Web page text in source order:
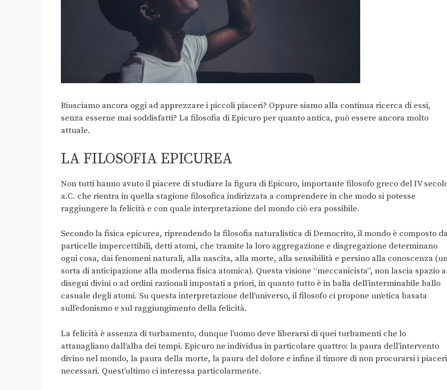
Riusciamo ancora oggi ad apprezzare i piccoli piaceri? Oppure siamo alla continua ricerca di essi,
senza esserne mai soddisfatti? La filosofia di Epicuro per quanto antica, può essere ancora molto
attuale.
LA FILOSOFIA EPICUREA
Non tutti hanno avuto il piacere di studiare la figura di Epicuro, importante filosofo greco del IV
a.C. che rientra in quella stagione filosofica indirizzata a comprendere in che modo si potesse
raggiungere la felicità e con quale interpretazione del mondo ciò era possibile.
Secondo la fisica epicurea, riprendendo la filosofia naturalistica di Democrito, il mondo è composto
particelle impercettibili, detti atomi, che tramite la loro aggregazione e disgregazione determinano
ogni cosa, dai fenomeni naturali, alla nascita, alla morte, alla sensibilità e persino alla conoscenza
sorta di anticipazione alla moderna fisica atomica). Questa visione “meccanicista”, non lascia spazio a
disegni divini o ad ordini razionali impostati a priori, in quanto tutto è in balia dell’interminabile ballo
casuale degli atomi. Su questa interpretazione dell’universo, il filosofo ci propone un’etica basata
sull’edonismo e sul raggiungimento della felicità.
La felicità è assenza di turbamento, dunque l’uomo deve liberarsi di quei turbamenti che lo
attanagliano dall’alba dei tempi. Epicuro ne individua in particolare quattro: la paura dell’intervento
divino nel mondo, la paura della morte, la paura del dolore e infine il timore di non procurarsi i piaceri
necessari. Quest’ultimo ci interessa particolarmente.